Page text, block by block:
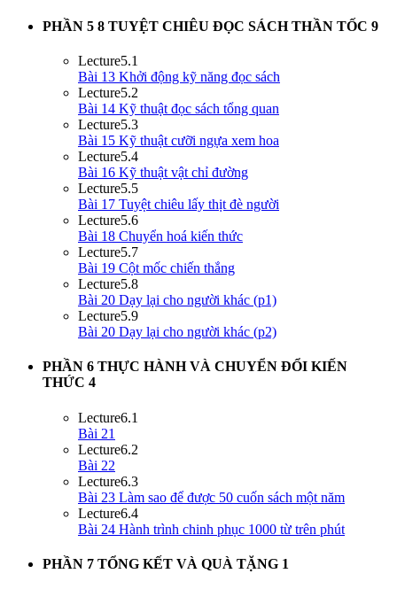
PHẦN 5 8 TUYỆT CHIÊU ĐỌC SÁCH THẦN TỐC 9
Lecture5.1
Bài 13 Khởi động kỹ năng đọc sách
Lecture5.2
Bài 14 Kỹ thuật đọc sách tổng quan
Lecture5.3
Bài 15 Kỹ thuật cưỡi ngựa xem hoa
Lecture5.4
Bài 16 Kỹ thuật vật chỉ đường
Lecture5.5
Bài 17 Tuyệt chiêu lấy thịt đè người
Lecture5.6
Bài 18 Chuyển hoá kiến thức
Lecture5.7
Bài 19 Cột mốc chiến thắng
Lecture5.8
Bài 20 Dạy lại cho người khác (p1)
Lecture5.9
Bài 20 Dạy lại cho người khác (p2)
PHẦN 6 THỰC HÀNH VÀ CHUYỂN ĐỔI KIẾN
THỨC 4
Lecture6.1
Bài 21
Lecture6.2
Bài 22
Lecture6.3
Bài 23 Làm sao để được 50 cuốn sách một năm
Lecture6.4
Bài 24 Hành trình chinh phục 1000 từ trên phút
PHẦN 7 TỔNG KẾT VÀ QUÀ TẶNG 1